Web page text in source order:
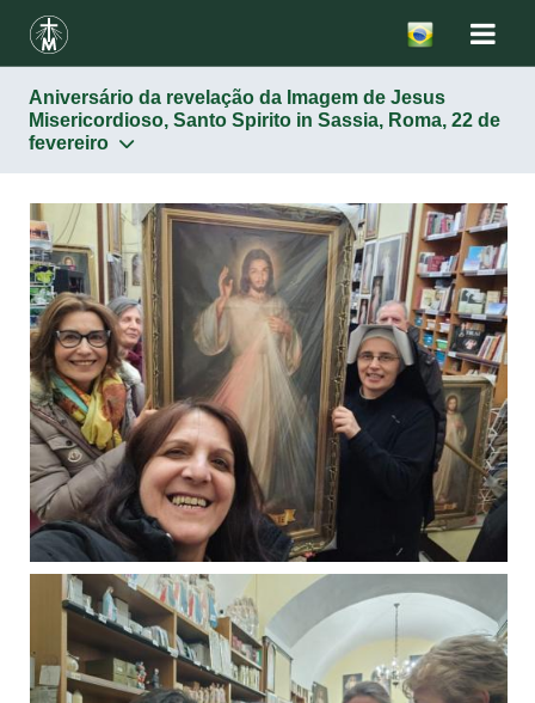
Aniversário da revelação da Imagem de Jesus
Misericordioso, Santo Spirito in Sassia, Roma, 22 de
fevereiro